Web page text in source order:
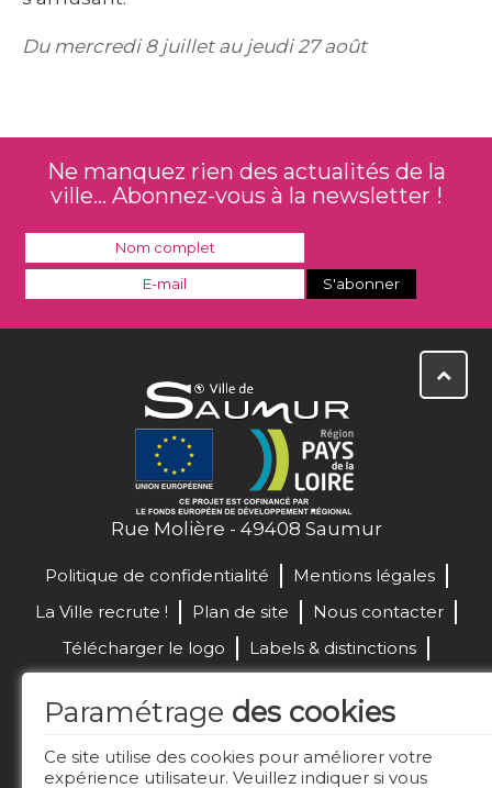
Du mercredi 8 juillet au jeudi 27 août
Paramétrage des cookies
Ce site utilise des cookies pour améliorer votre
expérience utilisateur. Veuillez indiquer si vous
Ne manquez rien des actualités de la
ville... Abonnez-vous à la newsletter !
Rue Molière - 49408 Saumur
Politique de confidentialité
Mentions légales
La Ville recrute !
Plan de site
Nous contacter
Télécharger le logo
Labels & distinctions
Réalisation de site :